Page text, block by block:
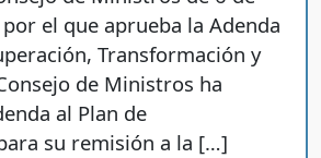
el que aprueba la Adenda
Transformación y
de Ministros ha
al Plan de
su remisión a la […]